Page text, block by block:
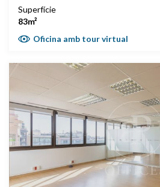
Superfície
83m²
Oficina amb tour virtual